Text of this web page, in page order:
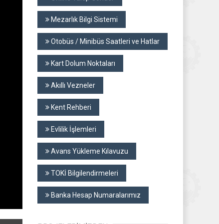
Mezarlık Bilgi Sistemi
Otobüs / Minibüs Saatleri ve Hatlar
Kart Dolum Noktaları
Akıllı Vezneler
Kent Rehberi
Evlilik İşlemleri
Avans Yükleme Kılavuzu
TOKİ Bilgilendirmeleri
Banka Hesap Numaralarımız